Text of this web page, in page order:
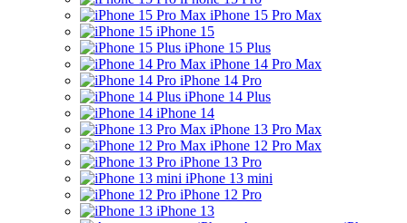
iPhone 15 Pro Max
iPhone 15
iPhone 15 Plus
iPhone 14 Pro Max
iPhone 14 Pro
iPhone 14 Plus
iPhone 14
iPhone 13 Pro Max
iPhone 12 Pro Max
iPhone 13 Pro
iPhone 13 mini
iPhone 12 Pro
iPhone 13